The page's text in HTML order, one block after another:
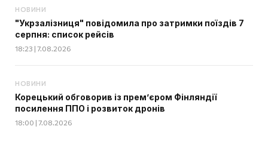
НОВИНИ
"Укрзалізниця" повідомила про затримки поїздів 7
серпня: список рейсів
18:23 | 7.08.2026
НОВИНИ
Корецький обговорив із прем’єром Фінляндії
посилення ППО і розвиток дронів
18:00 | 7.08.2026